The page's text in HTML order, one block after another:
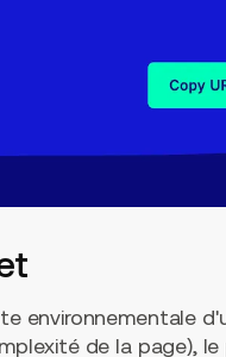
environnementale
de la page),